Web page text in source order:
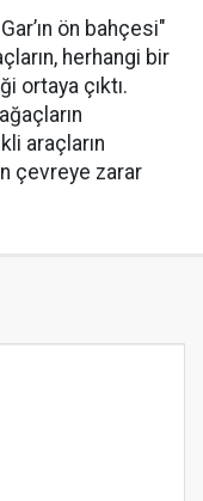
ön bahçesi"
herhangi bir
ortaya çıktı.
araçların
çevreye zarar